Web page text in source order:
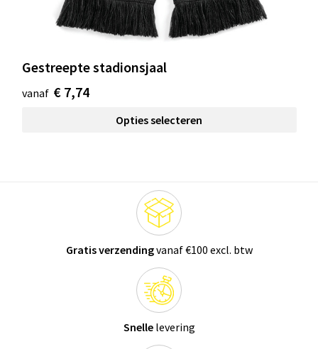
Gestreepte stadionsjaal
vanaf € 7,74
Opties selecteren
Gratis verzendingvanaf €100 excl. btw
Snellelevering